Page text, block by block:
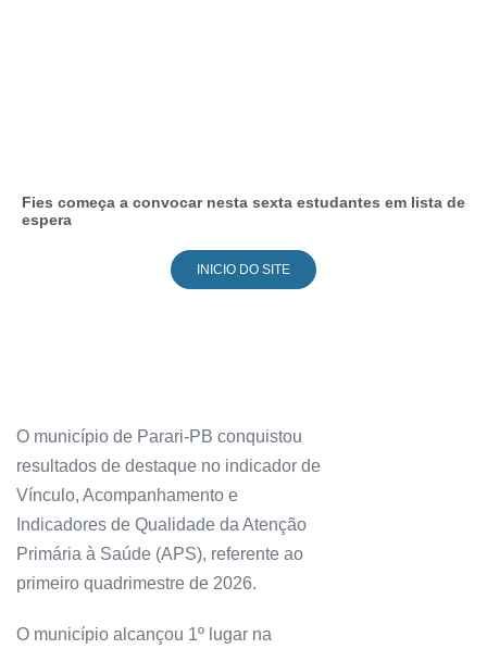
Fies começa a convocar nesta sexta estudantes em lista de
espera
INICIO DO SITE
O município de Parari-PB conquistou
resultados de destaque no indicador de
Vínculo, Acompanhamento e
Indicadores de Qualidade da Atenção
Primária à Saúde (APS), referente ao
primeiro quadrimestre de 2026.
O município alcançou 1º lugar na